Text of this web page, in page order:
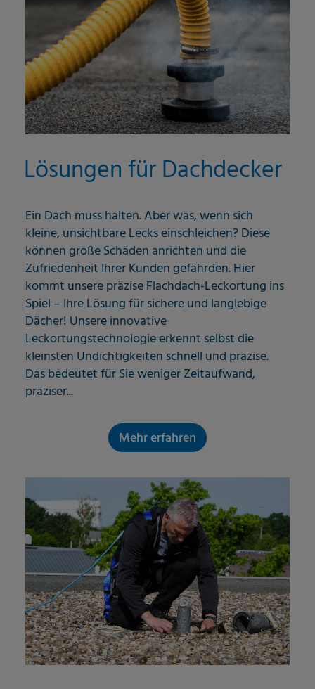
Lösungen für Dachdecker
Ein Dach muss halten. Aber was, wenn sich
kleine, unsichtbare Lecks einschleichen? Diese
können große Schäden anrichten und die
Zufriedenheit Ihrer Kunden gefährden. Hier
kommt unsere präzise Flachdach-Leckortung ins
Spiel – Ihre Lösung für sichere und langlebige
Dächer! Unsere innovative
Leckortungstechnologie erkennt selbst die
kleinsten Undichtigkeiten schnell und präzise.
Das bedeutet für Sie weniger Zeitaufwand,
präziser...
Mehr erfahren